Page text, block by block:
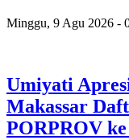
Minggu, 9 Agu 2026 -
Umiyati
Makassar
PORPROV